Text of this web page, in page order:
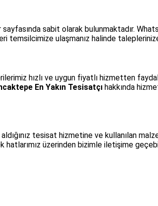
sabit olarak bulunmaktadır.
temsilcimize ulaşmanız halinde
hızlı ve uygun fiyatlı hizmetten
En Yakın Tesisatçı hakkında
tesisat hizmetine ve kullanılan
üzerinden bizimle iletişime